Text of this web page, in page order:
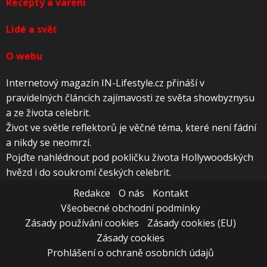
Lidé a svět
O webu
Internetový magazín IN-Lifestyle.cz přináší v
pravidelných článcích zajímavosti ze světa showbyznysu
a ze života celebrit.
Život ve světle reflektorů je věčné téma, které není fádní
a nikdy se neomrzí.
Pojďte nahlédnout pod pokličku života Hollywoodských
hvězd i do soukromí českých celebrit.
Redakce
O nás
Kontakt
Všeobecné obchodní podmínky
Zásady používání cookies
Zásady cookies (EU)
Zásady cookies
Prohlášení o ochraně osobních údajů